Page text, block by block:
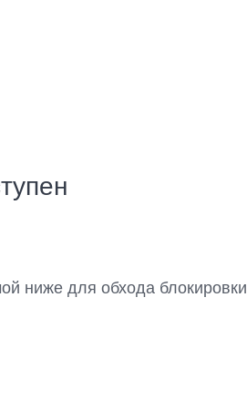
ниже для обхода блокировки